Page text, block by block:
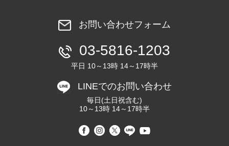
お問い合わせフォーム
03-5816-1203
平日 10～13時 14～17時半
LINEでのお問い合わせ
毎日(土日祝含む)
10～13時 14～17時半